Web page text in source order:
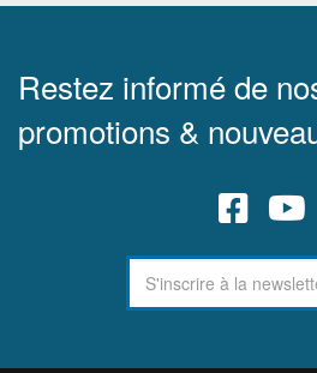
Restez informé de
promotions &